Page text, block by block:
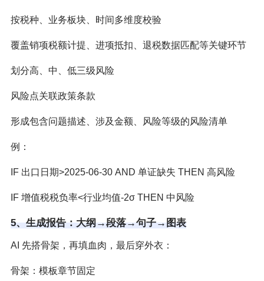
按税种、业务板块、时间多维度校验
覆盖销项税额计提、进项抵扣、退税数据匹配等关键环节
划分高、中、低三级风险
风险点关联政策条款
形成包含问题描述、涉及金额、风险等级的风险清单
例：
IF 出口日期>2025-06-30 AND 单证缺失 THEN 高风险
IF 增值税税负率<行业均值-2σ THEN 中风险
5、生成报告：大纲→段落→句子→图表
AI 先搭骨架，再填血肉，最后穿外衣：
骨架：模板章节固定